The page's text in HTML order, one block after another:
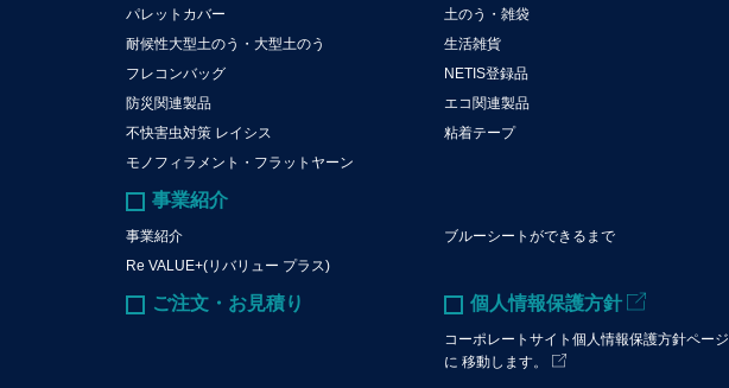
パレットカバー
土のう・雑袋
耐候性大型土のう・大型土のう
生活雑貨
フレコンバッグ
NETIS登録品
防災関連製品
エコ関連製品
不快害虫対策 レイシス
粘着テープ
モノフィラメント・フラットヤーン
事業紹介
事業紹介
ブルーシートができるまで
Re VALUE+(リバリュー プラス)
ご注文・お見積り 個人情報保護方針
コーポレートサイト個人情報保護方針ページ
に 移動します。